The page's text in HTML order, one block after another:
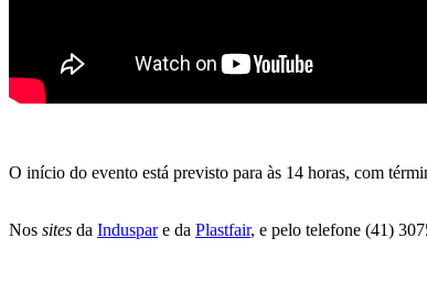
O início do evento está previsto para às 14 horas, com
Nos sites da Induspare da Plastfair, e pelo telefone (41)